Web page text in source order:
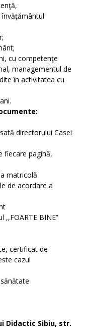
cu competenţe
managementul de
în activitatea cu
directorului Casei
fiecare pagină,
matricolă
de acordare a
BINE”
certificat de
cazul
Didactic Sibiu, str.